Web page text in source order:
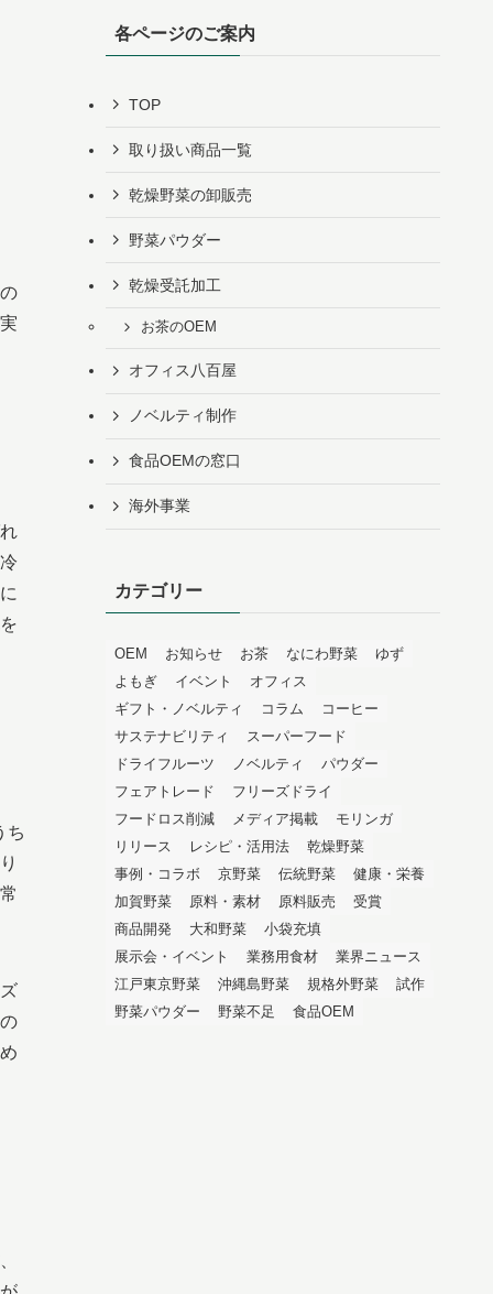
ち
各ページのご案内
TOP
取り扱い商品一覧
乾燥野菜の卸販売
野菜パウダー
乾燥受託加工
お茶のOEM
オフィス八百屋
ノベルティ制作
食品OEMの窓口
海外事業
カテゴリー
OEM お知らせ お茶 なにわ野菜
ゆず
よもぎ
イベント
オフィス
ギフト・ノベルティ
コラム
コーヒー
サステナビリティ
スーパーフード
ドライフルーツ
ノベルティ
パウダー
フェアトレード
フリーズドライ
フードロス削減
メディア掲載
モリンガ
リリース
レシピ・活用法
乾燥野菜
事例・コラボ
京野菜 伝統野菜
健康・栄養
加賀野菜
原料・素材 原料販売
受賞
商品開発
大和野菜
小袋充填
展示会・イベント
業務用食材
業界ニュース
江戸東京野菜
沖縄島野菜 規格外野菜
試作
野菜パウダー
野菜不足 食品OEM